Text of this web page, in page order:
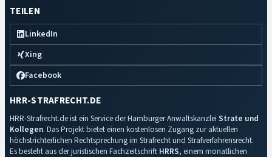
TEILEN
LinkedIn
Xing
Facebook
HRR-STRAFRECHT.DE
HRR-Strafrecht.de ist ein Service der Hamburger Anwaltskanzlei Strate und
Kollegen. Das Projekt bietet einen kostenlosen Zugang zur aktuellen
höchstrichterlichen Rechtsprechung im Strafrecht und Strafverfahrensrecht.
Es besteht aus der juristischen Fachzeitschrift HRRS, einem monatlichen